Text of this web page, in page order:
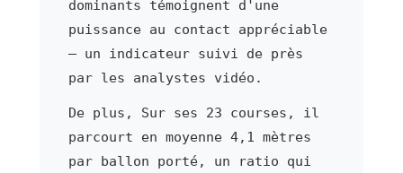
dominants témoignent d'une
puissance au contact appréciable
— un indicateur suivi de près
par les analystes vidéo.
De plus, Sur ses 23 courses, il
parcourt en moyenne 4,1 mètres
par ballon porté, un ratio qui